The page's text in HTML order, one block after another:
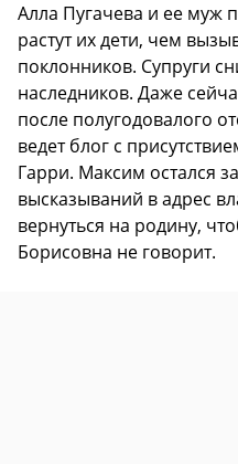
Алла Пугачева и ее муж
растут их дети, чем
поклонников. Супруги
наследников. Даже
после полугодовалого
ведет блог с
Гарри. Максим остался
высказываний в адрес
вернуться на родину,
Борисовна не говорит.